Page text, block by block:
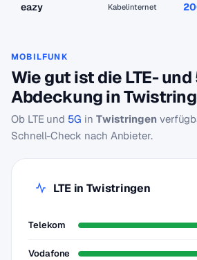
eazy Kabelinternet
MOBILFUNK
Wie gut ist die LTE- und
Abdeckung in
Ob LTE und 5G in Twistringen
Schnell-Check nach Anbieter.
LTE in Twistringen
Telekom
Vodafone